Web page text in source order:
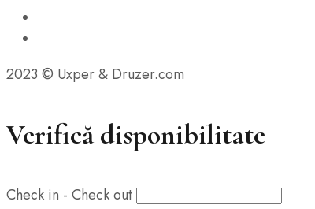
2023 © Uxper & Druzer.com
Verifică disponibilitate
Check in - Check out